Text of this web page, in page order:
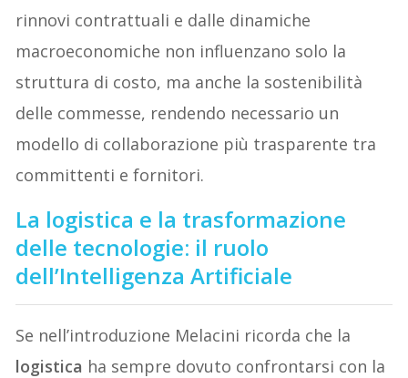
rinnovi contrattuali e dalle dinamiche
macroeconomiche non influenzano solo la
struttura di costo, ma anche la sostenibilità
delle commesse, rendendo necessario un
modello di collaborazione più trasparente tra
committenti e fornitori.
La logistica e la trasformazione
delle tecnologie: il ruolo
dell’Intelligenza Artificiale
Se nell’introduzione Melacini ricorda che la
logistica ha sempre dovuto confrontarsi con la